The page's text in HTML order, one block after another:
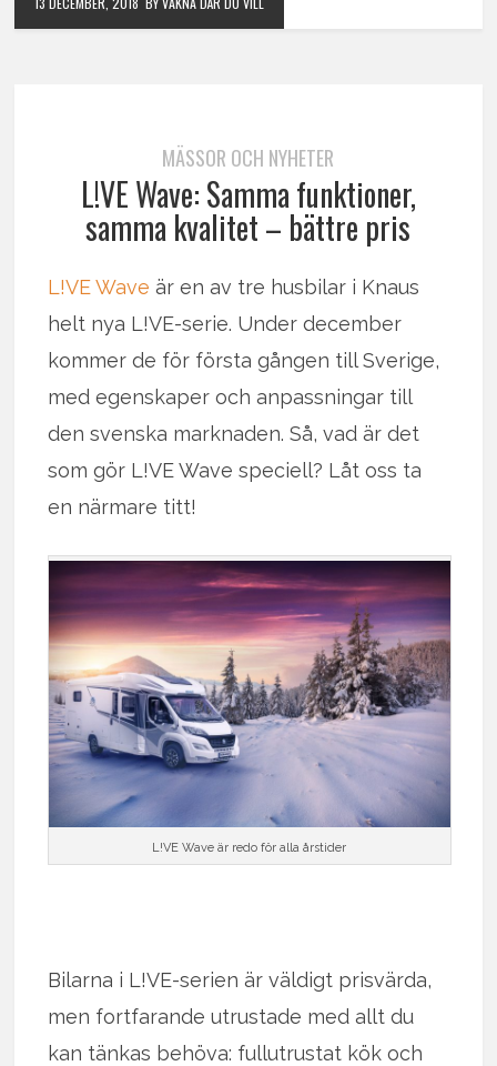
MÄSSOR OCH NYHETER
L!VE Wave: Samma funktioner,
samma kvalitet – bättre pris
L!VE Wave är en av tre husbilar i Knaus
helt nya L!VE-serie. Under december
kommer de för första gången till Sverige,
med egenskaper och anpassningar till
den svenska marknaden. Så, vad är det
som gör L!VE Wave speciell? Låt oss ta
en närmare titt!
L!VE Wave är redo för alla årstider
Bilarna i L!VE-serien är väldigt prisvärda,
men fortfarande utrustade med allt du
kan tänkas behöva: fullutrustat kök och